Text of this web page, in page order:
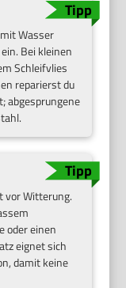
Wasser
Bei kleinen
Schleifvlies
reparierst du
abgesprungene
vor Witterung.
oder einen
eignet sich
damit keine